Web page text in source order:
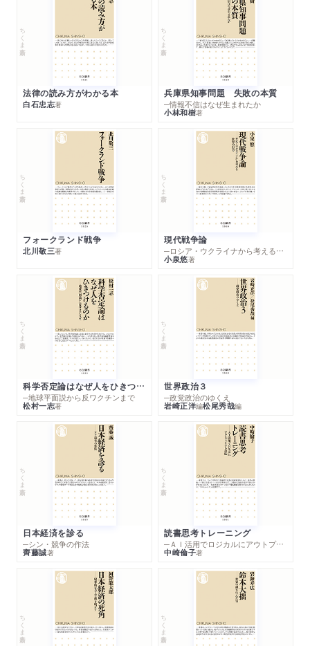
ちくま新書
法律の読み方がわかる本
白石忠志著
ちくま新書
兵庫県知事問題 失敗の本質
─情報不信はなぜ生まれたか
小林和樹著
ちくま新書
フォークランド戦争
北川敬三著
ちくま新書
現代戦争論
─ロシア・ウクライナから考える世界の行方
小泉悠著
ちくま新書
科学否定論はなぜ人をひきつけるのか
─地球平面説から反ワクチンまで
松村一志著
ちくま新書
世界政治３
─政党政治のゆくえ
岩崎正洋編松尾秀哉編
ちくま新書
日本経済を診る
─シン・競争の作法
齊藤誠著
ちくま新書
読書思考トレーニング
─ＡＩ活用でロジカルにアウトプットする技法
中崎倫子著
ちくま新書 ちくま新書